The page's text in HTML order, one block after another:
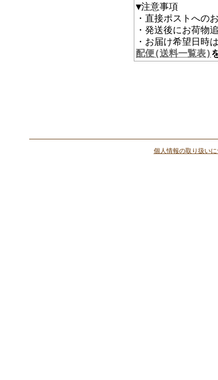
▼注意事項
・直接ポストへの
・発送後にお荷物
・お届け希望
配便(送料一覧表)
個人情報の取り扱い